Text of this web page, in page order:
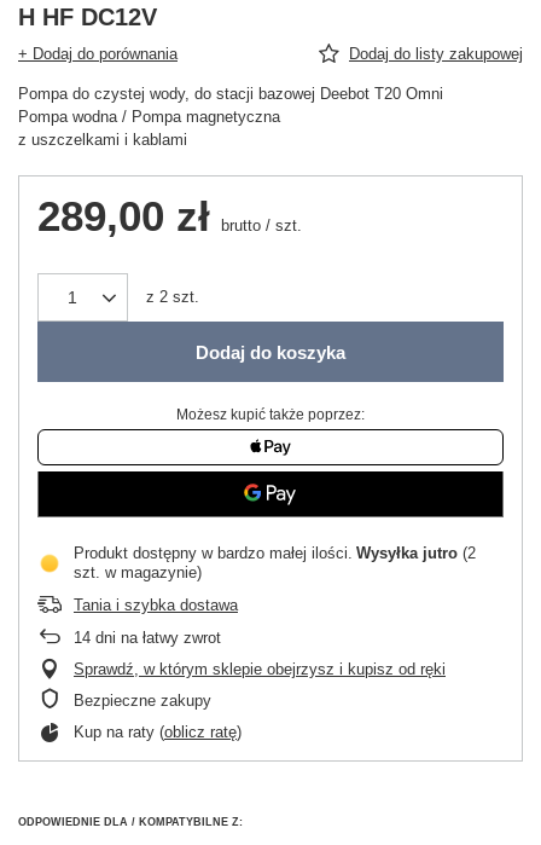
H HF DC12V
+ Dodaj do porównania Dodaj do listy zakupowej
Pompa do czystej wody, do stacji bazowej Deebot T20 Omni
Pompa wodna / Pompa magnetyczna
z uszczelkami i kablami
289,00 zł brutto / szt.
z 2 szt.
Dodaj do koszyka
Możesz kupić także poprzez:
Produkt dostępny w bardzo małej ilości Wysyłka jutro (2
szt. w magazynie)
Tania i szybka dostawa
14 dni na łatwy zwrot
Sprawdź, w którym sklepie obejrzysz i kupisz od ręki
Bezpieczne zakupy
Kup na raty (oblicz ratę)
ODPOWIEDNIE DLA / KOMPATYBILNE Z: